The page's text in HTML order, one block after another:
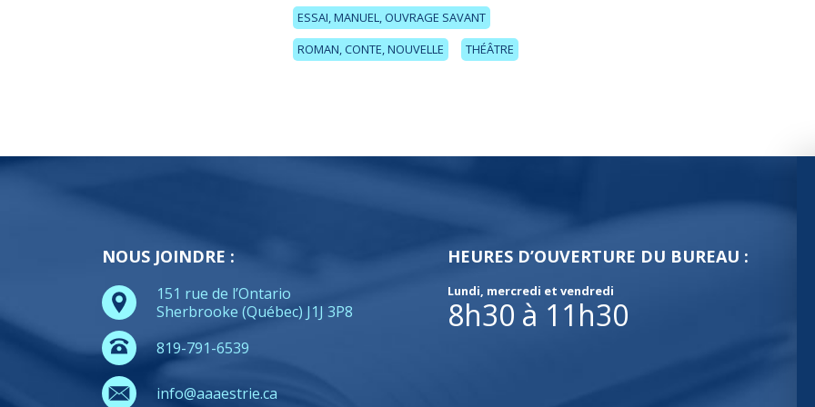
ESSAI, MANUEL, OUVRAGE SAVANT
ROMAN, CONTE, NOUVELLE
THÉÂTRE
NOUS JOINDRE :
151 rue de l’Ontario
Sherbrooke (Québec) J1J 3P8
819-791-6539
info@aaaestrie.ca
HEURES D’OUVERTURE DU BUREAU :
Lundi, mercredi et vendredi
8h30 à 11h30